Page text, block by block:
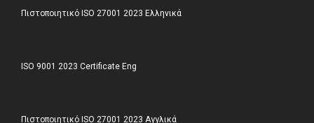
Πιστοποιητικό ISO 27001 2023 Ελληνικά
ISO 9001 2023 Certificate Eng
Πιστοποιητικό ISO 27001 2023 Αγγλικά